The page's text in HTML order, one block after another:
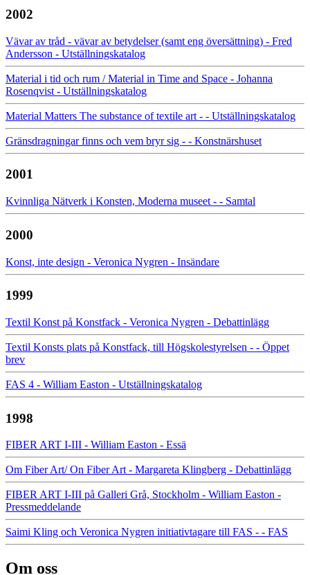
2002
Vävar av tråd - vävar av betydelser (samt eng översättning) - Fred
Andersson - Utställningskatalog
Material i tid och rum / Material in Time and Space - Johanna
Rosenqvist - Utställningskatalog
Material Matters The substance of textile art - - Utställningskatalog
Gränsdragningar finns och vem bryr sig - - Konstnärshuset
2001
Kvinnliga Nätverk i Konsten, Moderna museet - - Samtal
2000
Konst, inte design - Veronica Nygren - Insändare
1999
Textil Konst på Konstfack - Veronica Nygren - Debattinlägg
Textil Konsts plats på Konstfack, till Högskolestyrelsen - - Öppet
brev
FAS 4 - William Easton - Utställningskatalog
1998
FIBER ART I-III - William Easton - Essä
Om Fiber Art/ On Fiber Art - Margareta Klingberg - Debattinlägg
FIBER ART I-III på Galleri Grå, Stockholm - William Easton -
Pressmeddelande
Saimi Kling och Veronica Nygren initiativtagare till FAS - - FAS
Om oss